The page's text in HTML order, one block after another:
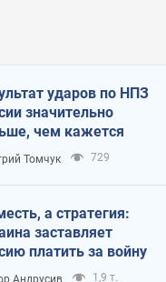
ударов по НПЗ
значительно
чем кажется
Томчук 729
а стратегия:
заставляет
платить за войну
Андрусив 1,9 т.